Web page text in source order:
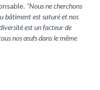
"Nous ne cherchons
bâtiment est saturé et nos
est un facteur de
nos œufs dans le même